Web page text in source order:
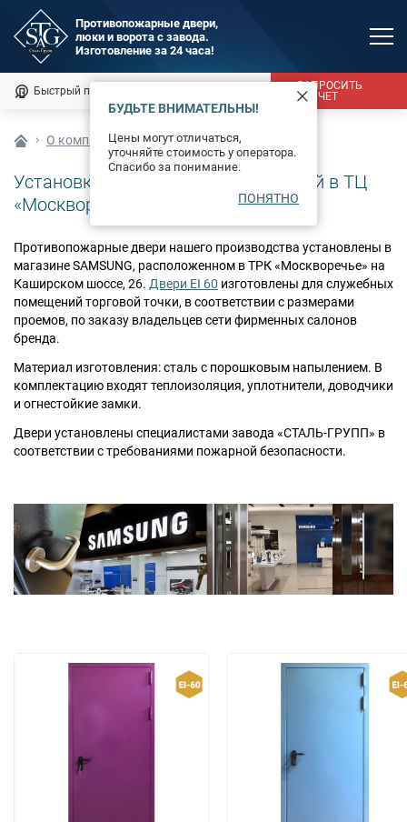
Быстрый подбор
ЗАПРОСИТЬ
РАСЧЕТ
Противопожарные двери,
люки и ворота с завода.
Изготовление за 24 часа!
Доставка и монтаж
Оплата
Сертификаты
О компании
Новости
Контакты
dpm@stal-grupp.ru
Работаем без выходных:c 9:00 до 21:00
cейчас работаем
ПРЕМИАЛЬНЫЕ ДВЕРИ, pdf (2,8 МБ)
БУДЬТЕ ВНИМАТЕЛЬНЫ!
Цены могут отличаться,
уточняйте стоимость у оператора.
Спасибо за понимание.
ПОНЯТНО
О компании Наши объекты
Установка противопожарных дверей в ТЦ
«Москворечье»
Противопожарные двери нашего производства установлены в
магазине SAMSUNG, расположенном в ТРК «Москворечье» на
Каширском шоссе, 26. Двери EI 60 изготовлены для служебных
помещений торговой точки, в соответствии с размерами
проемов, по заказу владельцев сети фирменных салонов
бренда.
Материал изготовления: сталь с порошковым напылением. В
комплектацию входят теплоизоляция, уплотнители, доводчики
и огнестойкие замки.
Двери установлены специалистами завода «СТАЛЬ-ГРУПП» в
соответствии с требованиями пожарной безопасности.
MAX
Мы онлайн